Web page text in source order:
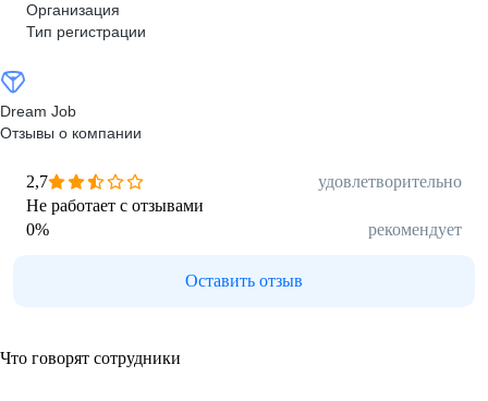
Организация
Тип регистрации
Dream Job
Отзывы о компании
2,7
удовлетворительно
Не работает с отзывами
0% рекомендует
Оставить отзыв
Что говорят сотрудники